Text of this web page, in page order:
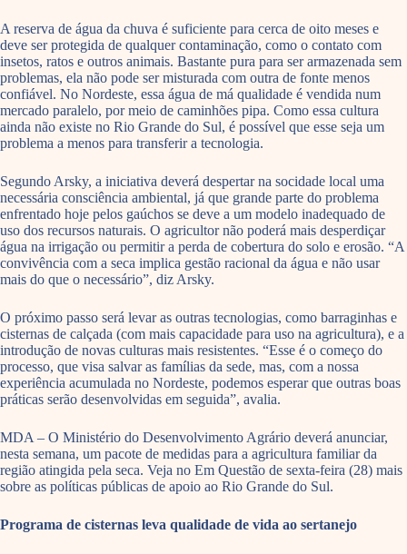
A reserva de água da chuva é suficiente para cerca de oito meses e
deve ser protegida de qualquer contaminação, como o contato com
insetos, ratos e outros animais. Bastante pura para ser armazenada sem
problemas, ela não pode ser misturada com outra de fonte menos
confiável. No Nordeste, essa água de má qualidade é vendida num
mercado paralelo, por meio de caminhões pipa. Como essa cultura
ainda não existe no Rio Grande do Sul, é possível que esse seja um
problema a menos para transferir a tecnologia.
Segundo Arsky, a iniciativa deverá despertar na socidade local uma
necessária consciência ambiental, já que grande parte do problema
enfrentado hoje pelos gaúchos se deve a um modelo inadequado de
uso dos recursos naturais. O agricultor não poderá mais desperdiçar
água na irrigação ou permitir a perda de cobertura do solo e erosão. “A
convivência com a seca implica gestão racional da água e não usar
mais do que o necessário”, diz Arsky.
O próximo passo será levar as outras tecnologias, como barraginhas e
cisternas de calçada (com mais capacidade para uso na agricultura), e a
introdução de novas culturas mais resistentes. “Esse é o começo do
processo, que visa salvar as famílias da sede, mas, com a nossa
experiência acumulada no Nordeste, podemos esperar que outras boas
práticas serão desenvolvidas em seguida”, avalia.
MDA – O Ministério do Desenvolvimento Agrário deverá anunciar,
nesta semana, um pacote de medidas para a agricultura familiar da
região atingida pela seca. Veja no Em Questão de sexta-feira (28) mais
sobre as políticas públicas de apoio ao Rio Grande do Sul.
Programa de cisternas leva qualidade de vida ao sertanejo